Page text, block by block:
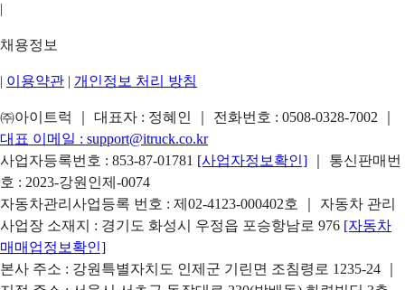
|
채용정보
| 이용약관 | 개인정보 처리 방침
㈜아이트럭 ｜ 대표자 : 정혜인 ｜ 전화번호 : 0508-0328-7002
대표 이메일 : support@itruck.co.kr
사업자등록번호 : 853-87-01781 [사업자정보확인]
｜ 통신판매번
호 : 2023-강원인제-0074
자동차관리사업등록 번호 : 제02-4123-000402호 ｜ 자동차 관리
사업장 소재지 : 경기도 화성시 우정읍 포승항남로 976 [자동차
매매업정보확인]
본사 주소 : 강원특별자치도 인제군 기린면 조침령로 1235-24 ｜